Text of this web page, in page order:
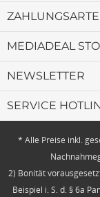
MEDIADEAL
NEWSLETTER
SERVICE
* Alle Preise inkl.
2) Bonität
Beispiel i. S. d. § 6a